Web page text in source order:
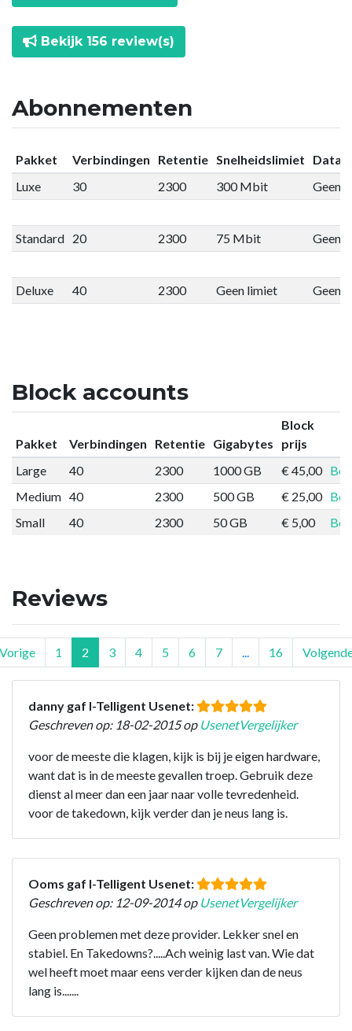
Bekijk 156 review(s)
Abonnementen
Pakket Verbindingen Retentie Snelheidslimiet
Luxe
30 2300 300 Mbit Geen
Standard 20 2300 75 Mbit Geen
Deluxe 40 2300 Geen limiet Geen
Block accounts
Pakket Verbindingen Retentie Gigabytes
Block
prijs
Large
40 2300 1000 GB € 45,00
Medium 40 2300 500 GB € 25,00
Small
40 2300 50 GB € 5,00
Reviews
1 2 3 4 5 6 7 16
danny gaf I-Telligent Usenet:
Geschreven op: 18-02-2015 op UsenetVergelijker
voor de meeste die klagen, kijk is bij je eigen hardware,
want dat is in de meeste gevallen troep. Gebruik deze
dienst al meer dan een jaar naar volle tevredenheid.
voor de takedown, kijk verder dan je neus lang is.
Ooms gaf I-Telligent Usenet:
Geschreven op: 12-09-2014 op UsenetVergelijker
Geen problemen met deze provider. Lekker snel en
stabiel. En Takedowns?.....Ach weinig last van. Wie dat
wel heeft moet maar eens verder kijken dan de neus
lang is.......